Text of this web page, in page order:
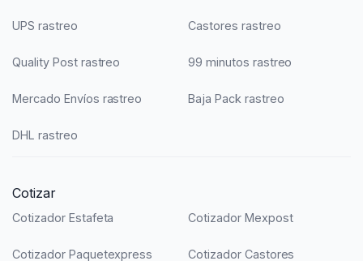
UPS rastreo Castores rastreo
Quality Post rastreo 99 minutos rastreo
Mercado Envíos rastreo Baja Pack rastreo
DHL rastreo
Cotizar
Cotizador Estafeta Cotizador Mexpost
Cotizador Paquetexpress Cotizador Castores